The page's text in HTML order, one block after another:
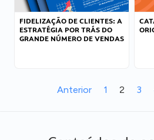
FIDELIZAÇÃO DE CLIENTES: A
ESTRATÉGIA POR TRÁS DO
GRANDE NÚMERO DE VENDAS
Anterior 1 2 3